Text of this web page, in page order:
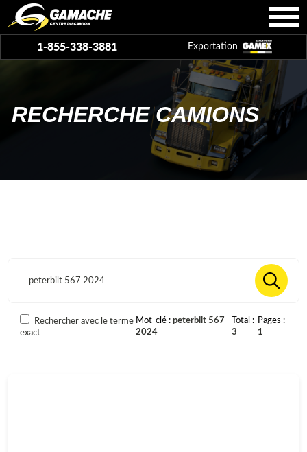
1-855-338-3881 Exportation
RECHERCHE CAMIONS
Rechercher avec le terme
exact
Mot-clé
peterbilt 567
2024
Total
3
Pages
1